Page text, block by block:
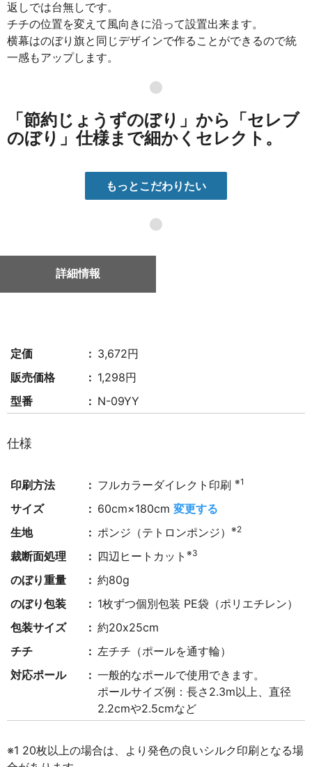
返しでは台無しです。
チチの位置を変えて風向きに沿って設置出来ます。
横幕はのぼり旗と同じデザインで作ることができるので統
一感もアップします。
●
「節約じょうずのぼり」から「セレブ
のぼり」仕様まで細かくセレクト。
もっとこだわりたい
●
詳細情報
定価
3,672円
販売価格
1,298円
型番
N-09YY
仕様
印刷方法 フルカラーダイレクト印刷※1
サイズ 60cm×180cm変更する
生地
ポンジ（テトロンポンジ）※2
裁断面処理 四辺ヒートカット※3
のぼり重量
約80g
のぼり包装
1枚ずつ個別包装 PE袋（ポリエチレン）
包装サイズ
約20x25cm
チチ
左チチ（ポールを通す輪）
対応ポール
一般的なポールで使用できます。
ポールサイズ例：長さ2.3m以上、直径
2.2cmや2.5cmなど
※1 20枚以上の場合は、より発色の良いシルク印刷となる場